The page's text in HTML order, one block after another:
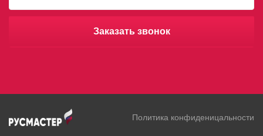
Заказать звонок
Политика конфиденицальности